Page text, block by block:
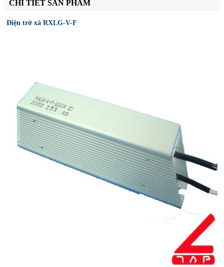
CHI TIẾT SẢN PHẨM
Điện trở xả RXLG-V-F